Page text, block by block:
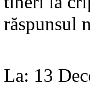
răspunsul
La: 13